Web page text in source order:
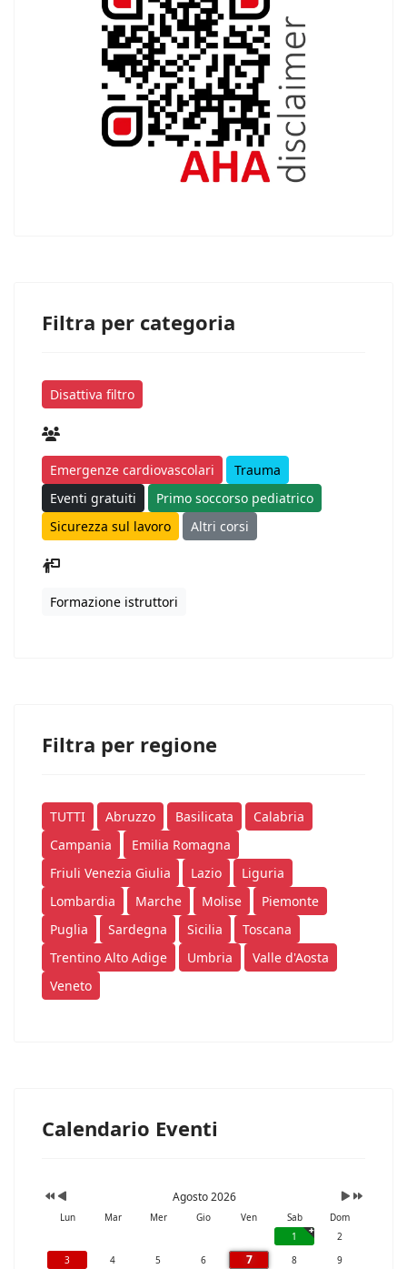
Filtra per categoria
Disattiva filtro
Emergenze cardiovascolari
Trauma
Eventi gratuiti
Primo soccorso pediatrico
Sicurezza sul lavoro
Altri corsi
Formazione istruttori
Filtra per regione
TUTTI Abruzzo Basilicata
Calabria
Campania
Emilia Romagna
Friuli Venezia Giulia
Lazio
Liguria
Lombardia
Marche Molise
Piemonte
Puglia
Sardegna Sicilia
Toscana
Trentino Alto Adige
Umbria
Valle d'Aosta
Veneto
Calendario Eventi
Agosto 2026
Lun Mar Mer Gio Ven Sab
Dom
1
2
3
4 5 6 7 8
9